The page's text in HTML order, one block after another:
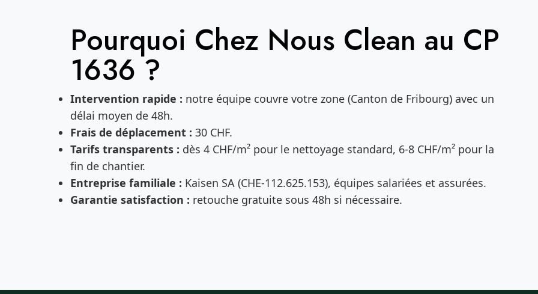
Pourquoi Chez Nous Clean au CP
1636 ?
Intervention rapide : notre équipe couvre votre zone (Canton de Fribourg) avec un
délai moyen de 48h.
Frais de déplacement : 30 CHF.
Tarifs transparents : dès 4 CHF/m² pour le nettoyage standard, 6-8 CHF/m² pour la
fin de chantier.
Entreprise familiale : Kaisen SA (CHE-112.625.153), équipes salariées et assurées.
Garantie satisfaction : retouche gratuite sous 48h si nécessaire.